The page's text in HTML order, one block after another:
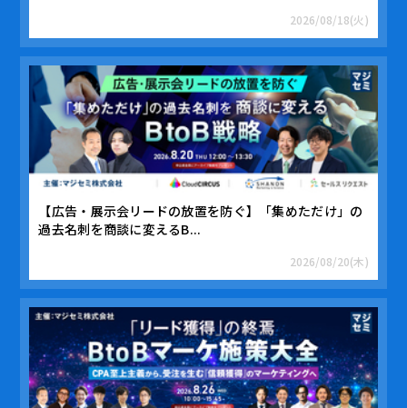
2026/08/18(火)
【広告・展示会リードの放置を防ぐ】「集めただけ」の
過去名刺を商談に変えるB...
2026/08/20(木)